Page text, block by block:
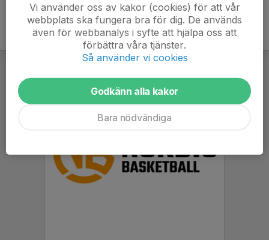
Vi använder oss av kakor (cookies) för att vår
webbplats ska fungera bra för dig. De används
även för webbanalys i syfte att hjälpa oss att
förbättra våra tjänster.
Så använder vi cookies
Godkänn alla kakor
Bara nödvändiga